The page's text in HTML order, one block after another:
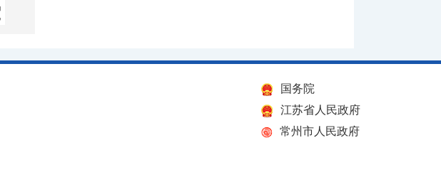
国务院
江苏省人民政府
常州市人民政府